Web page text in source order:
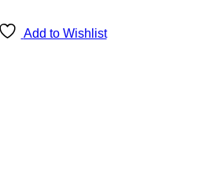
Add to Wishlist